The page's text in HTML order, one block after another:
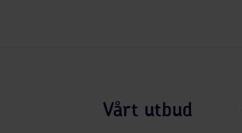
Vårt utbud